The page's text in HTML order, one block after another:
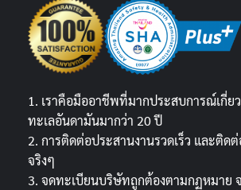
1. เราคือมืออาชีพที่มากประสบการณ์เกี่ย
ทะเลอันดามันมากว่า 20 ปี
2. การติดต่อประสานงานรวดเร็ว และติดต่
จริงๆ
3. จดทะเบียนบริษัทถูกต้องตามกฏหมาย